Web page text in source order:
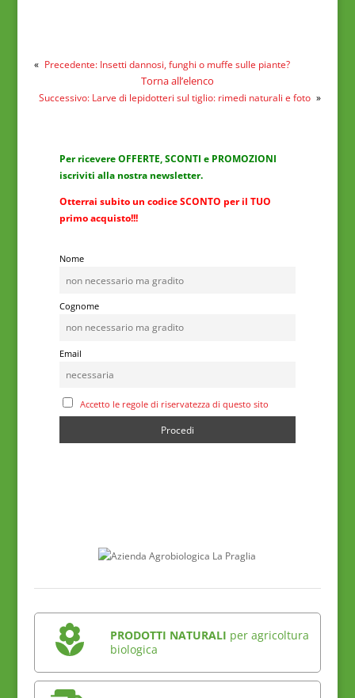
« Precedente: Insetti dannosi, funghi o muffe sulle piante?
Torna all’elenco
Successivo: Larve di lepidotteri sul tiglio: rimedi naturali e foto »
Per ricevere OFFERTE, SCONTI e PROMOZIONI
iscriviti alla nostra newsletter.
Otterrai subito un codice SCONTO per il TUO
primo acquisto!!!
Nome
Cognome
Email
Accetto le regole di riservatezza di questo sito
PRODOTTI NATURALI per agricoltura
biologica